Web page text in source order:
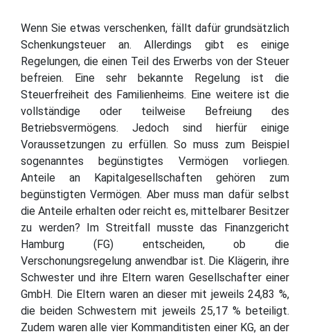
Wenn Sie etwas verschenken, fällt dafür grundsätzlich
Schenkungsteuer an. Allerdings gibt es einige
Regelungen, die einen Teil des Erwerbs von der Steuer
befreien. Eine sehr bekannte Regelung ist die
Steuerfreiheit des Familienheims. Eine weitere ist die
vollständige oder teilweise Befreiung des
Betriebsvermögens. Jedoch sind hierfür einige
Voraussetzungen zu erfüllen. So muss zum Beispiel
sogenanntes begünstigtes Vermögen vorliegen.
Anteile an Kapitalgesellschaften gehören zum
begünstigten Vermögen. Aber muss man dafür selbst
die Anteile erhalten oder reicht es, mittelbarer Besitzer
zu werden? Im Streitfall musste das Finanzgericht
Hamburg (FG) entscheiden, ob die
Verschonungsregelung anwendbar ist. Die Klägerin, ihre
Schwester und ihre Eltern waren Gesellschafter einer
GmbH. Die Eltern waren an dieser mit jeweils 24,83 %,
die beiden Schwestern mit jeweils 25,17 % beteiligt.
Zudem waren alle vier Kommanditisten einer KG, an der